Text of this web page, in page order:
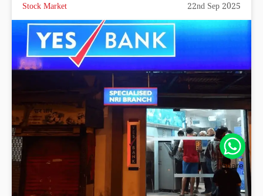
Stock Market 22nd Sep 2025
Share